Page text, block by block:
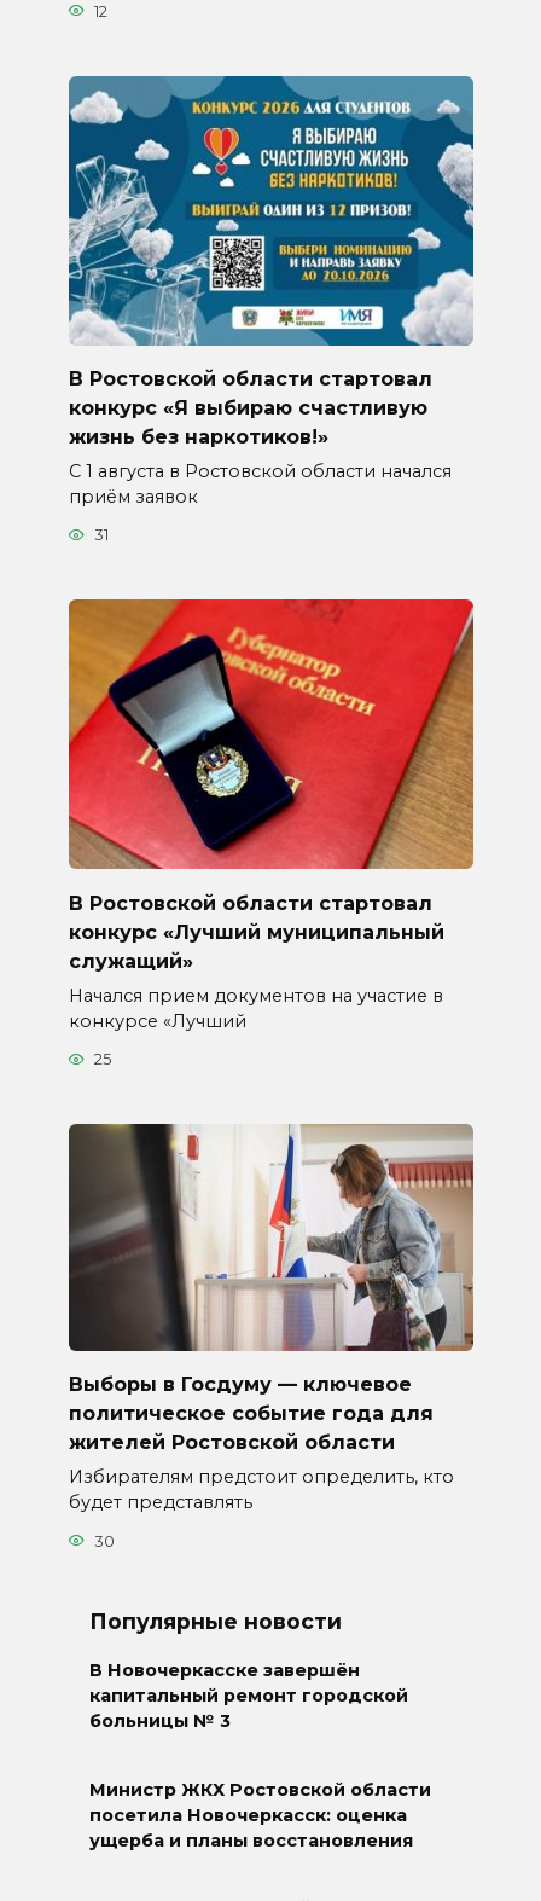
12
В Ростовской области стартовал
конкурс «Я выбираю счастливую
жизнь без наркотиков!»
С 1 августа в Ростовской области начался
приём заявок
31
В Ростовской области стартовал
конкурс «Лучший муниципальный
служащий»
Начался прием документов на участие в
конкурсе «Лучший
25
Выборы в Госдуму — ключевое
политическое событие года для
жителей Ростовской области
Избирателям предстоит определить, кто
будет представлять
30
Популярные новости
В Новочеркасске завершён
капитальный ремонт городской
больницы № 3
Министр ЖКХ Ростовской области
посетила Новочеркасск: оценка
ущерба и планы восстановления